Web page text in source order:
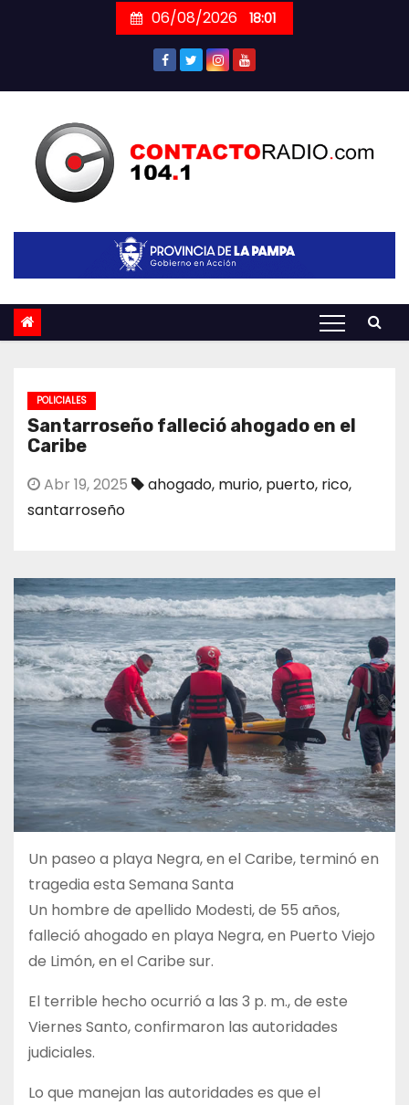
06/08/2026 18:01
POLICIALES
Santarroseño falleció ahogado en el
Caribe
Abr 19, 2025 ahogado, murio, puerto, rico,
santarroseño
Un paseo a playa Negra, en el Caribe, terminó en
tragedia esta Semana Santa
Un hombre de apellido Modesti, de 55 años,
falleció ahogado en playa Negra, en Puerto Viejo
de Limón, en el Caribe sur.
El terrible hecho ocurrió a las 3 p. m., de este
Viernes Santo, confirmaron las autoridades
judiciales.
Lo que manejan las autoridades es que el